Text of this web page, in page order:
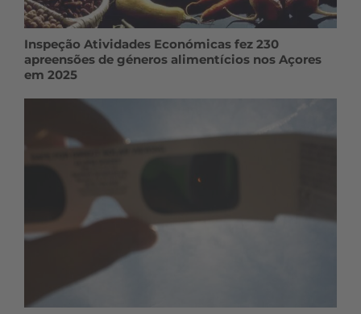
Inspeção Atividades Económicas fez 230
apreensões de géneros alimentícios nos Açores
em 2025